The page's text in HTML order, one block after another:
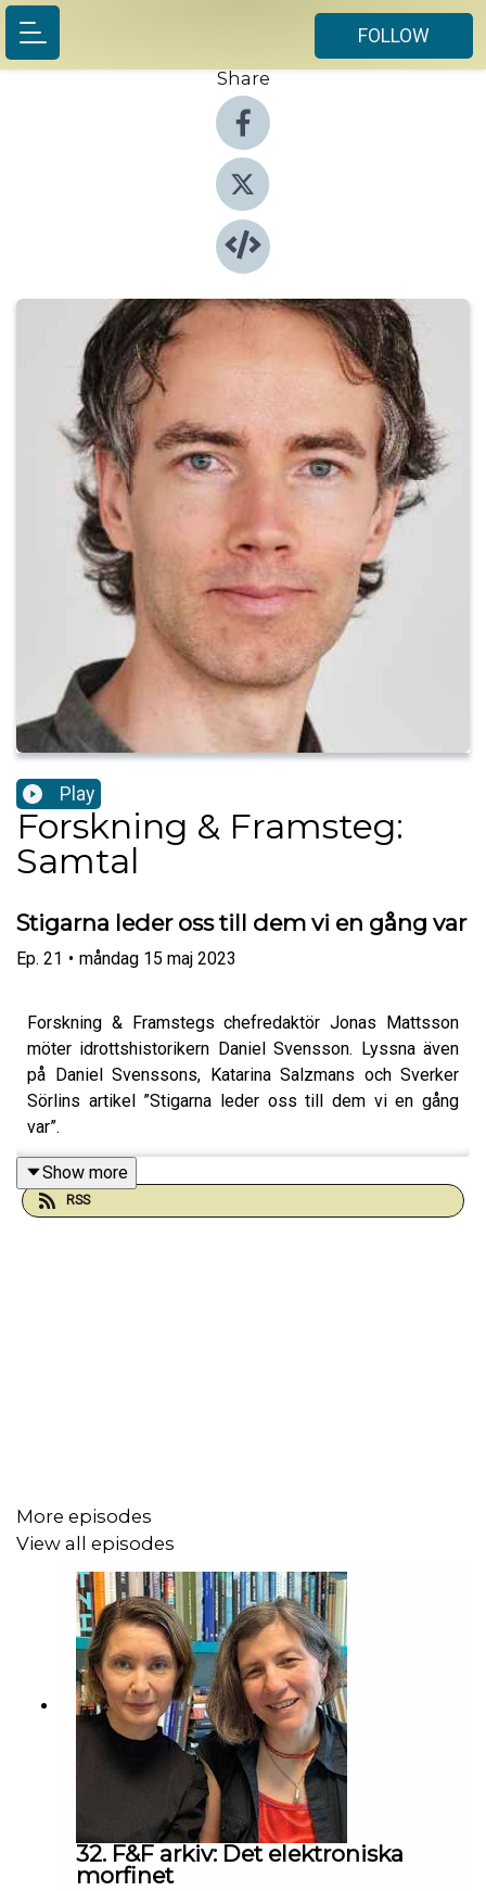
FOLLOW
Share
Play
Forskning & Framsteg:
Samtal
Stigarna leder oss till dem vi en gång var
Ep. 21 • måndag 15 maj 2023
Forskning & Framstegs chefredaktör Jonas Mattsson
möter idrottshistorikern Daniel Svensson. Lyssna även
på Daniel Svenssons, Katarina Salzmans och Sverker
Sörlins artikel ”Stigarna leder oss till dem vi en gång
var”.
Show more
RSS
More episodes
View all episodes
32. F&F arkiv: Det elektroniska
morfinet